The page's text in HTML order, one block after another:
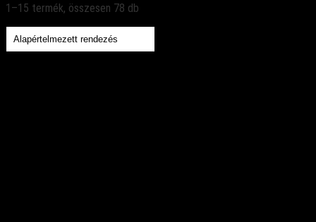
1–15 termék, összesen 78 db